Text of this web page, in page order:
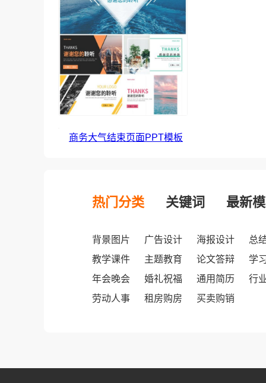
商务大气结束页面PPT模板
热门分类 关键词 最新
背景图片 广告设计 海报设计
总
教学课件
主题教育 论文答辩
学
年会晚会
婚礼祝福 通用简历
行
劳动人事
租房购房 买卖购销